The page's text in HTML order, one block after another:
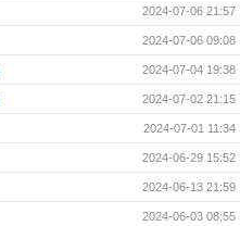
2024-07-06 21:57
2024-07-06 09:08
2024-07-04 19:38
2024-07-02 21:15
2024-07-01 11:34
2024-06-29 15:52
2024-06-13 21:59
2024-06-03 08:55